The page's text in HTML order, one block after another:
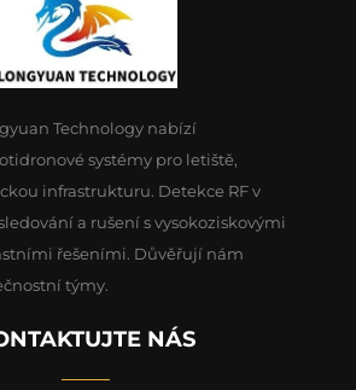
Technology nabízí
systémy pro letiště,
infrastrukturu. Detekce RF v
a rušení s vysokoziskovými
řešeními. Důvěřují nám
týmy.
NÁS